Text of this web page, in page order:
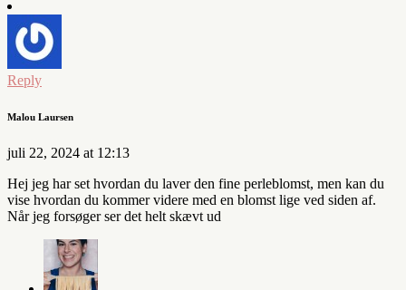
Reply
Malou Laursen
juli 22, 2024 at 12:13
Hej jeg har set hvordan du laver den fine perleblomst, men kan du
vise hvordan du kommer videre med en blomst lige ved siden af.
Når jeg forsøger ser det helt skævt ud